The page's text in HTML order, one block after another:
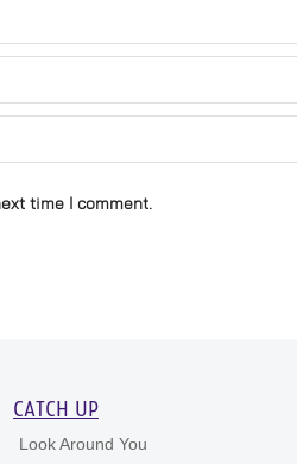
time I comment.
CATCH UP
Look Around You